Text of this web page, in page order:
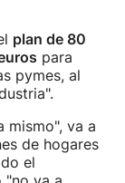
plan de 80
para
pymes, al
mismo", va a
de hogares
el